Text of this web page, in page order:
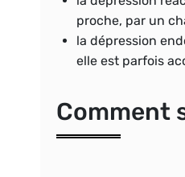
proche, par un
la dépression
elle est parfois
Comment